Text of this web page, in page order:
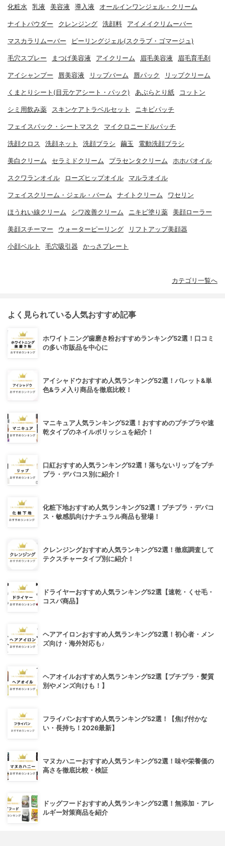
化粧水 乳液 美容液 導入液 オールインワンジェル・クリーム
ナイトパウダー クレンジング 洗顔料 アイメイクリムーバー
マスカラリムーバー ピーリングジェル(スクラブ・ゴマージュ)
毛穴スプレー まつげ美容液 アイクリーム 眉毛美容液 眉毛育毛剤
アイシャンプー 唇美容液 リップバーム 唇パック リップクリーム
くまとりシート(目元ケアシート・パック) あぶらとり紙 コットン
シミ用飲み薬 スキンケアトラベルセット ニキビパッチ
フェイスパック・シートマスク マイクロニードルパッチ
洗顔クロス 洗顔ネット 洗顔ブラシ 繭玉 電動洗顔ブラシ
美白クリーム セラミドクリーム プラセンタクリーム ホホバオイル
スクワランオイル ローズヒップオイル マルラオイル
フェイスクリーム・ジェル・バーム ナイトクリーム ワセリン
ほうれい線クリーム シワ改善クリーム ニキビ塗り薬 美顔ローラー
美顔スチーマー ウォーターピーリング リフトアップ美顔器
小顔ベルト 毛穴吸引器 かっさプレート
カテゴリ一覧へ
よく見られている人気おすすめ記事
ホワイトニング歯磨き粉おすすめランキング52選！口コミ
の多い市販品を中心に
アイシャドウおすすめ人気ランキング52選！パレット&単
色&ラメ入り商品を徹底比較！
マニキュア人気ランキング52選！おすすめのプチプラや速
乾タイプのネイルポリッシュを紹介！
口紅おすすめ人気ランキング52選！落ちないリップをプチ
プラ・デパコス別に紹介！
化粧下地おすすめ人気ランキング52選！プチプラ・デパコ
ス・敏感肌向けナチュラル商品も登場！
クレンジングおすすめ人気ランキング52選！徹底調査して
テクスチャータイプ別に紹介！
ドライヤーおすすめ人気ランキング52選【速乾・くせ毛・
コスパ商品】
ヘアアイロンおすすめ人気ランキング52選！初心者・メン
ズ向け・海外対応も♪
ヘアオイルおすすめ人気ランキング52選【プチプラ・髪質
別やメンズ向けも！】
フライパンおすすめ人気ランキング52選！【焦げ付かな
い・長持ち！2026最新】
マヌカハニーおすすめ人気ランキング52選！味や栄養価の
高さを徹底比較・検証
ドッグフードおすすめ人気ランキング52選！無添加・アレ
ルギー対策商品を紹介